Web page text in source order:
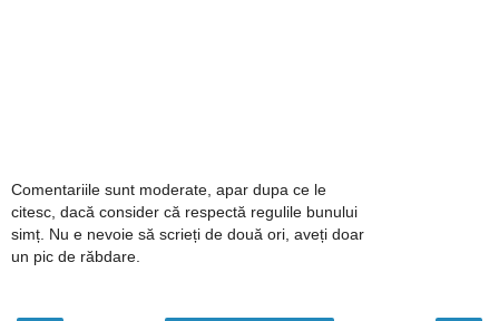
Comentariile sunt moderate, apar dupa ce le
citesc, dacă consider că respectă regulile bunului
simț. Nu e nevoie să scrieți de două ori, aveți doar
un pic de răbdare.